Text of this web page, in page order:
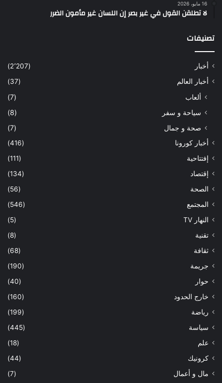
16 مايو، 2026
لا تطلقن القول في غير بصر إن اللسان غير مأمون الضرر
تصنيفات
أخبار
(2٬207)
أخبار العالم
(37)
ألعاب
(7)
سياحة و سفر
(8)
صحة و جمال
(7)
أخبار كورونا
(416)
إفتتاحية
(111)
إقتصاد
(134)
الصحة
(56)
المجتمع
(546)
النهار TV
(5)
تقنية
(8)
ثقافة
(68)
جريمة
(190)
حوار
(40)
خارج الحدود
(160)
رياضة
(199)
سياسة
(445)
علم
(18)
كرونيك
(44)
مال و أعمال
(7)